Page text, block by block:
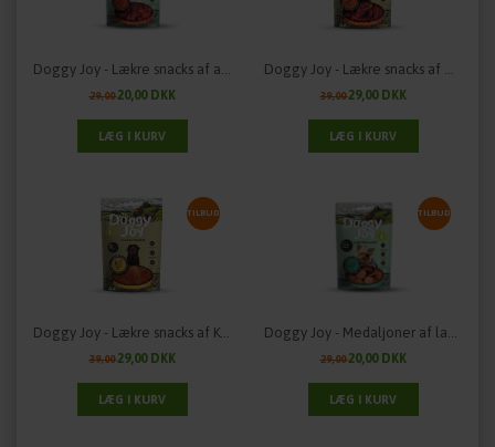
Doggy Joy - Lækre snacks af andefillet
29,0020,00 DKK
Doggy Joy - Lækre snacks af Andefillet
39,0029,00 DKK
TILBUD
Doggy Joy - Lækre snacks af Kyllingefillet
39,0029,00 DKK
TILBUD
Doggy Joy - Medaljoner af lammekød
29,0020,00 DKK